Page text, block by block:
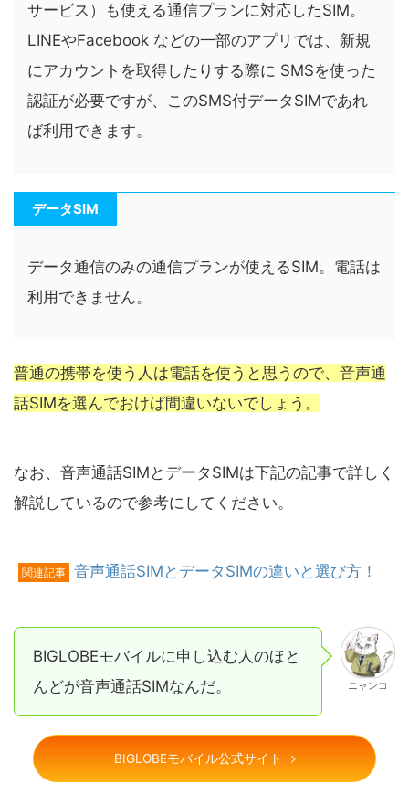
サービス）も使える通信プランに対応したSIM。
LINEやFacebook などの一部のアプリでは、新規
にアカウントを取得したりする際に SMSを使った
認証が必要ですが、このSMS付データSIMであれ
ば利用できます。
データSIM
データ通信のみの通信プランが使えるSIM。電話は
利用できません。
普通の携帯を使う人は電話を使うと思うので、音声通
話SIMを選んでおけば間違いないでしょう。
なお、音声通話SIMとデータSIMは下記の記事で詳しく
解説しているので参考にしてください。
関連記事 音声通話SIMとデータSIMの違いと選び方！
BIGLOBEモバイルに申し込む人のほと
んどが音声通話SIMなんだ。
ニャンコ
BIGLOBEモバイル公式サイト